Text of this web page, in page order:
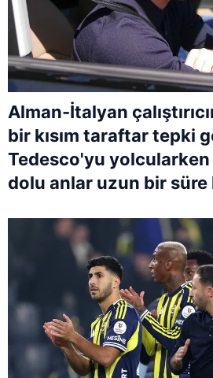
Alman-İtalyan
bir kısım taraftar tepki
Tedesco'yu
dolu anlar uzun bir